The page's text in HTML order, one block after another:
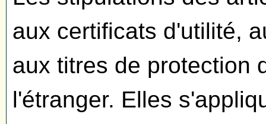
aux certificats d'utilité,
aux titres de protection
l'étranger. Elles